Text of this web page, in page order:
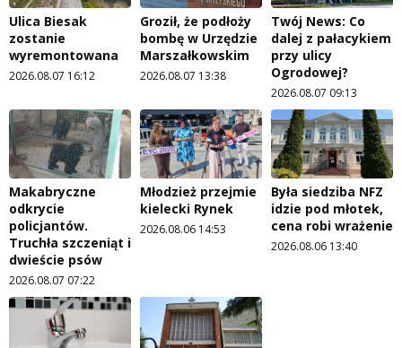
Ulica Biesak
zostanie
wyremontowana
2026.08.07 16:12
Groził, że podłoży
bombę w Urzędzie
Marszałkowskim
2026.08.07 13:38
Twój News: Co
dalej z pałacykiem
przy ulicy
Ogrodowej?
2026.08.07 09:13
Makabryczne
odkrycie
policjantów.
Truchła szczeniąt i
dwieście psów
2026.08.07 07:22
Młodzież przejmie
kielecki Rynek
2026.08.06 14:53
Była siedziba NFZ
idzie pod młotek,
cena robi wrażenie
2026.08.06 13:40